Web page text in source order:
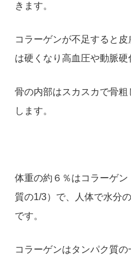
きます。
コラーゲンが不足すると
は硬くなり高血圧や動脈硬
骨の内部はスカスカで骨
します。
体重の約６％はコラーゲン
質の1/3）​で、人体で水分
です。​
コラーゲンはタンパク質